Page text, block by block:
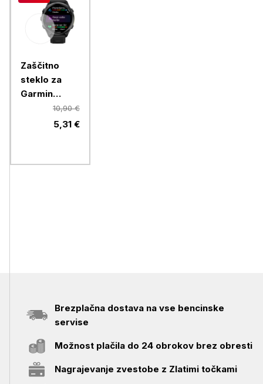
Zaščitno
steklo za
Garmin
Forerunner
970 (41mm)
10,90 €
5,31 €
Brezplačna dostava na vse bencinske
servise
Možnost plačila do 24 obrokov brez obresti
Nagrajevanje zvestobe z Zlatimi točkami